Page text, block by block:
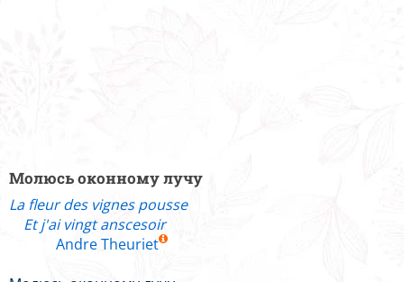
Молюсь оконному лучу
La fleur des vignes pousse
Et j'ai vingt anscesoir
Andre Theuriet